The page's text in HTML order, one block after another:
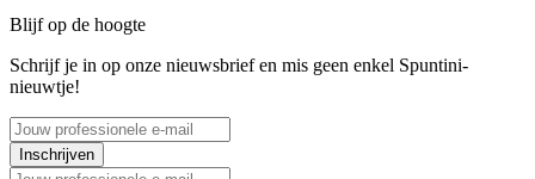
Blijf op de hoogte
Schrijf je in op onze nieuwsbrief en mis geen enkel Spuntini-
nieuwtje!
Inschrijven